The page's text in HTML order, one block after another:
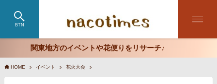
BTN
関東地方のイベントや花便りをリサーチ♪
HOME イベント 花火大会